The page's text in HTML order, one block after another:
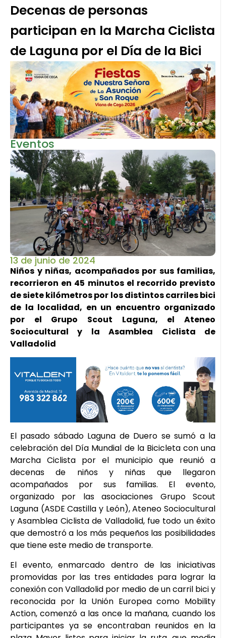
Decenas de personas
participan en la Marcha Ciclista
de Laguna por el Día de la Bici
Eventos
13 de junio de 2024
Niños y niñas, acompañados por sus familias,
recorrieron en 45 minutos el recorrido previsto
de siete kilómetros por los distintos carriles bici
de la localidad, en un encuentro organizado
por el Grupo Scout Laguna, el Ateneo
Sociocultural y la Asamblea Ciclista de
Valladolid
El pasado sábado Laguna de Duero se sumó a la
celebración del Día Mundial de la Bicicleta con una
Marcha Ciclista por el municipio que reunió a
decenas de niños y niñas que llegaron
acompañados por sus familias. El evento,
organizado por las asociaciones Grupo Scout
Laguna (ASDE Castilla y León), Ateneo Sociocultural
y Asamblea Ciclista de Valladolid, fue todo un éxito
que demostró a los más pequeños las posibilidades
que tiene este medio de transporte.
El evento, enmarcado dentro de las iniciativas
promovidas por las tres entidades para lograr la
conexión con Valladolid por medio de un carril bici y
reconocida por la Unión Europea como Mobility
Action, comenzó a las once la mañana, cuando los
participantes ya se encontraban reunidos en la